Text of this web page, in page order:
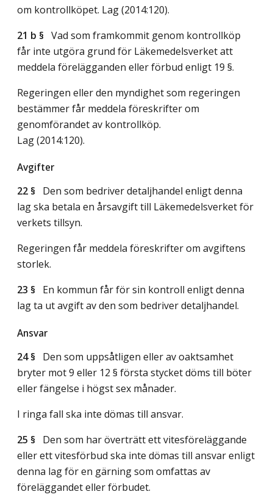
om kontrollköpet. Lag (2014:120).
21 b § Vad som framkommit genom kontrollköp
får inte utgöra grund för Läkemedelsverket att
meddela förelägganden eller förbud enligt 19 §.
Regeringen eller den myndighet som regeringen
bestämmer får meddela föreskrifter om
genomförandet av kontrollköp.
Lag (2014:120).
Avgifter
22 § Den som bedriver detaljhandel enligt denna
lag ska betala en årsavgift till Läkemedelsverket för
verkets tillsyn.
Regeringen får meddela föreskrifter om avgiftens
storlek.
23 § En kommun får för sin kontroll enligt denna
lag ta ut avgift av den som bedriver detaljhandel.
Ansvar
24 § Den som uppsåtligen eller av oaktsamhet
bryter mot 9 eller 12 § första stycket döms till böter
eller fängelse i högst sex månader.
I ringa fall ska inte dömas till ansvar.
25 § Den som har överträtt ett vitesföreläggande
eller ett vitesförbud ska inte dömas till ansvar enligt
denna lag för en gärning som omfattas av
föreläggandet eller förbudet.